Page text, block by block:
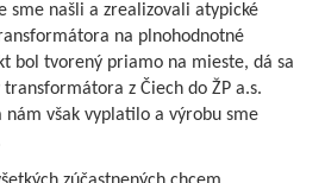
sme našli a zrealizovali atypické
na plnohodnotné
bol tvorený priamo na mieste, dá sa
z Čiech do ŽP a.s.
nám však vyplatilo a výrobu sme